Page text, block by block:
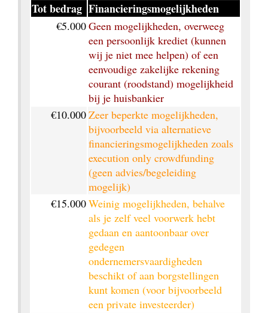
Tot bedrag Financieringsmogelijkheden
€5.000Geen mogelijkheden, overweeg
een persoonlijk krediet (kunnen
wij je niet mee helpen) of een
eenvoudige zakelijke rekening
courant (roodstand) mogelijkheid
bij je huisbankier
€10.000Zeer beperkte mogelijkheden,
bijvoorbeeld via alternatieve
financieringsmogelijkheden zoals
execution only crowdfunding
(geen advies/begeleiding
mogelijk)
€15.000Weinig mogelijkheden, behalve
als je zelf veel voorwerk hebt
gedaan en aantoonbaar over
gedegen
ondernemersvaardigheden
beschikt of aan borgstellingen
kunt komen (voor bijvoorbeeld
een private investeerder)